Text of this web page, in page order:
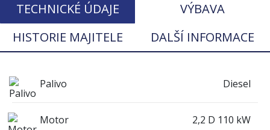
TECHNICKÉ ÚDAJE
VÝBAVA
HISTORIE MAJITELE
DALŠÍ INFORMACE
Palivo Diesel
Motor 2,2 D 110 kW